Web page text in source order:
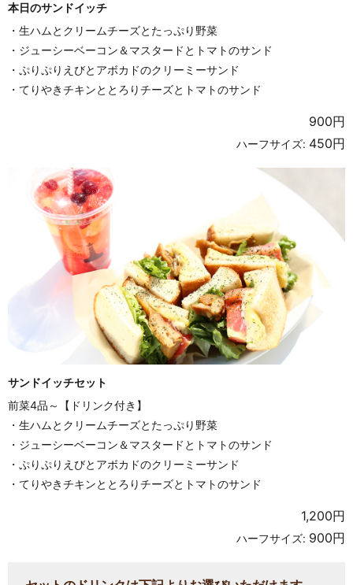
本日のサンドイッチ
・生ハムとクリームチーズとたっぷり野菜
・ジューシーベーコン＆マスタードとトマトのサンド
・ぷりぷりえびとアボカドのクリーミーサンド
・てりやきチキンととろりチーズとトマトのサンド
900円
ハーフサイズ: 450円
サンドイッチセット
前菜4品～【ドリンク付き】
・生ハムとクリームチーズとたっぷり野菜
・ジューシーベーコン＆マスタードとトマトのサンド
・ぷりぷりえびとアボカドのクリーミーサンド
・てりやきチキンととろりチーズとトマトのサンド
1,200円
ハーフサイズ: 900円